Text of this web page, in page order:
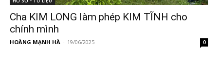
Cha KIM LONG làm phép KIM TĨNH cho
chính mình
HOÀNG MẠNH HÀ - 19/06/2025 0